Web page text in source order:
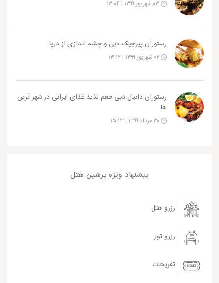
رستوران پیرچیک دبی و چشم اندازی از دریا
رستوران دانیال دبی طعم لذیذ غذای ایرانی در شهر تَرین
ها
پیشنهاد ویژه پرشین هتل
رزرو هتل
رزرو تور
تفریحات